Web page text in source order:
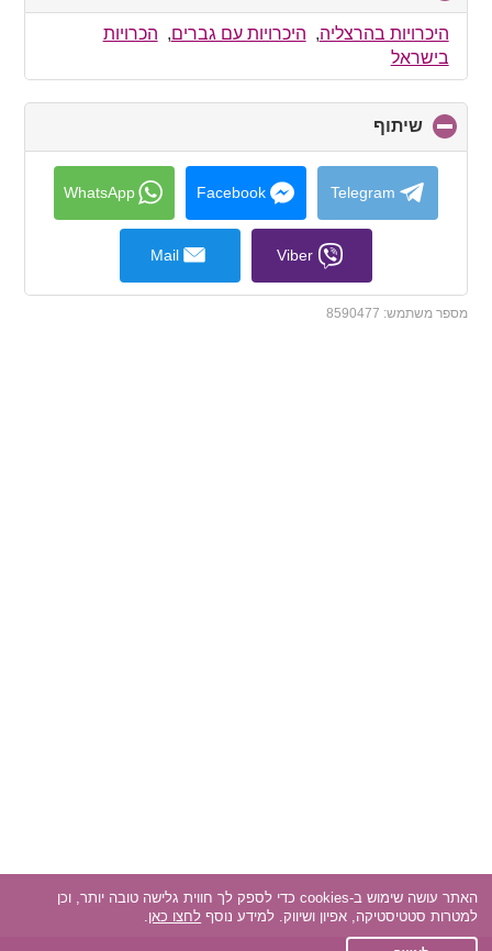
to
collapse
היכרויות בהרצליה, היכרויות עם גברים, הכרויות
בישראל
שיתוף
to
collapse
contents
Telegram
Facebook
WhatsApp
Viber
Mail
מספר משתמש: 8590477
האתר עושה שימוש ב-cookies כדי לספק לך חווית גלישה טובה יותר, וכן
למטרות סטטיסטיקה, אפיון ושיווק. למידע נוסף לחצו כאן.